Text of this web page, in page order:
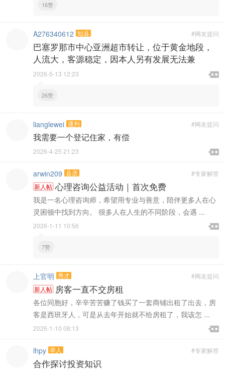
16赞
#网友提问
A276340612 知县
巴塞罗那市中心亚洲超市转让，位于黄金地段，
人流大，客源稳定，因本人另有发展无法兼

2026-5-13 12:23 
26赞
#网友提问
lianglewei 通判
我需要一个登记住家，有偿

2026-4-25 21:23 
#专家解答
arwin209 县丞
新人帖 心理咨询公益活动｜首次免费
我是一名心理咨询师，希望用专业与善意，陪伴更多人在心
灵困顿中找到方向。 很多人在人生的不同阶段，会遇 ...

2026-1-11 10:56 
7赞
#网友提问
上官明 秀才
新人帖 房客一直不交房租
各位同胞好，辛辛苦苦赚了钱买了一套商铺出租了出去，房
客是西班牙人，可是从去年开始就不给房租了，我该怎 ...

2026-1-10 08:13 
#专家解答
lhpy 举人
合作探讨投资知识